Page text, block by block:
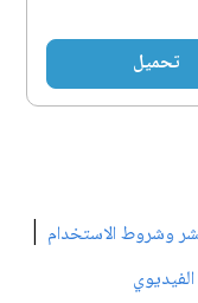
تحميل
وشروط الاستخدام |